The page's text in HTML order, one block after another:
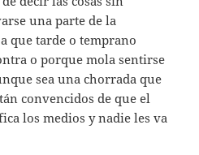
una parte de la
que tarde o temprano
o porque mola sentirse
sea una chorrada que
convencidos de que el
los medios y nadie les va